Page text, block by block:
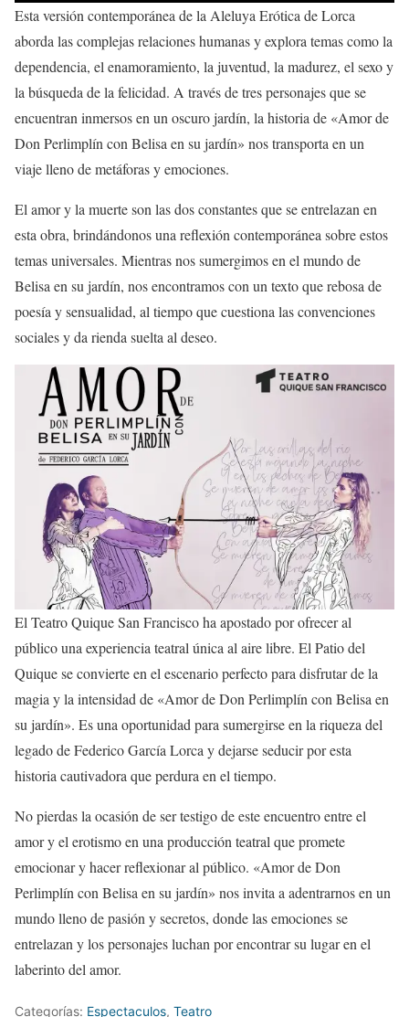
Esta versión contemporánea de la Aleluya Erótica de Lorca
aborda las complejas relaciones humanas y explora temas como la
dependencia, el enamoramiento, la juventud, la madurez, el sexo y
la búsqueda de la felicidad. A través de tres personajes que se
encuentran inmersos en un oscuro jardín, la historia de «Amor de
Don Perlimplín con Belisa en su jardín» nos transporta en un
viaje lleno de metáforas y emociones.
El amor y la muerte son las dos constantes que se entrelazan en
esta obra, brindándonos una reflexión contemporánea sobre estos
temas universales. Mientras nos sumergimos en el mundo de
Belisa en su jardín, nos encontramos con un texto que rebosa de
poesía y sensualidad, al tiempo que cuestiona las convenciones
sociales y da rienda suelta al deseo.
El Teatro Quique San Francisco ha apostado por ofrecer al
público una experiencia teatral única al aire libre. El Patio del
Quique se convierte en el escenario perfecto para disfrutar de la
magia y la intensidad de «Amor de Don Perlimplín con Belisa en
su jardín». Es una oportunidad para sumergirse en la riqueza del
legado de Federico García Lorca y dejarse seducir por esta
historia cautivadora que perdura en el tiempo.
No pierdas la ocasión de ser testigo de este encuentro entre el
amor y el erotismo en una producción teatral que promete
emocionar y hacer reflexionar al público. «Amor de Don
Perlimplín con Belisa en su jardín» nos invita a adentrarnos en un
mundo lleno de pasión y secretos, donde las emociones se
entrelazan y los personajes luchan por encontrar su lugar en el
laberinto del amor.
Categorías: Espectaculos, Teatro